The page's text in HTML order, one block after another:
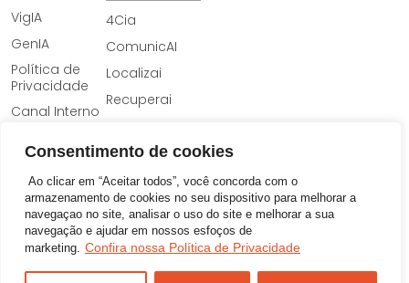
Consentimento de cookies
Ao clicar em “Aceitar todos”, você concorda com o
armazenamento de cookies no seu dispositivo para melhorar a
navegaçao no site, analisar o uso do site e melhorar a sua
navegação e ajudar em nossos esfoços de
marketing. Confira nossa Política de Privacidade
VigIA
GenIA
Política de
Privacidade
Canal Interno
Encarregado
Tratamento
de Dados
Pessoais
(DPO)
4Cia
ComunicAI
Localizai
Recuperai
BU
ComunicAI
©2026 – Todos Direitos Reservados
Desenvolvido por